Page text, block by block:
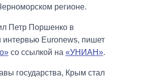
регионе.
Петр Поршенко в
интервью Еuronews, пишет
со ссылкой на «УНИАН».
государства, Крым стал